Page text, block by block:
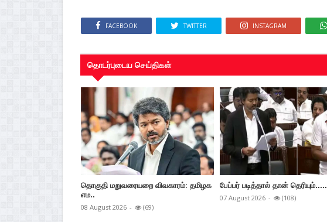
FACEBOOK TWITTER INSTAGRAM
தொடர்புடைய செய்திகள்
தொகுதி மறுவரையறை விவகாரம்: தமிழக
எம..
08 August 2026 - (69)
பேப்பர் படித்தால் தான் தெரியும்.....
07 August 2026 - (108)